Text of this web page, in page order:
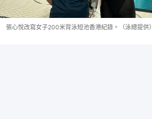
張心悅改寫女子200米背泳短池香港紀錄。（泳總提供）